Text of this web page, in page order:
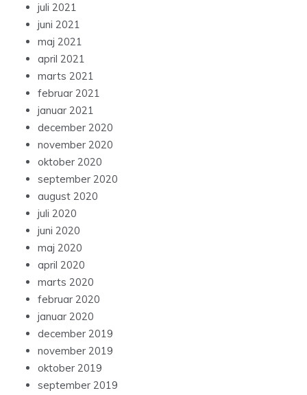
juli 2021
juni 2021
maj 2021
april 2021
marts 2021
februar 2021
januar 2021
december 2020
november 2020
oktober 2020
september 2020
august 2020
juli 2020
juni 2020
maj 2020
april 2020
marts 2020
februar 2020
januar 2020
december 2019
november 2019
oktober 2019
september 2019